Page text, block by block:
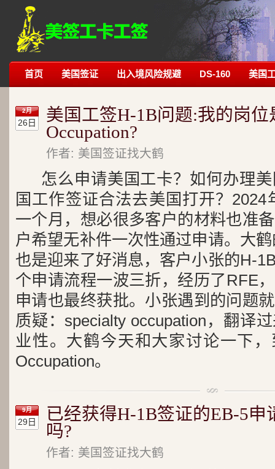
首页 美国签证 出入境风险规避 DS-160 美国
2月
26日
美国工签H-1B问题:我的岗位
Occupation?
作者: 美国签证找大鹤
怎么申请美国工卡？如何办理
国工作签证合法去美国打开？2024
一个月，想必很多客户的材料也准
户希望无补件一次性通过申请。大
也是迎来了好消息，客户小张的H-
个申请流程一波三折，经历了RFE
申请也最终获批。小张遇到的问题
质疑：specialty occupation，翻译
业性。大鹤今天和大家讨论一下
Occupation。
9月
29日
已经获得H-1B签证的EB-5申
吗?
作者: 美国签证找大鹤